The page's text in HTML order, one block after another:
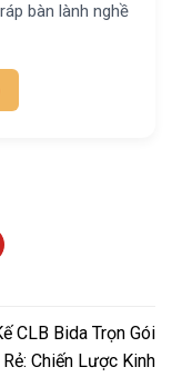
bàn lành nghề
CLB Bida Trọn Gói
Rẻ: Chiến Lược Kinh